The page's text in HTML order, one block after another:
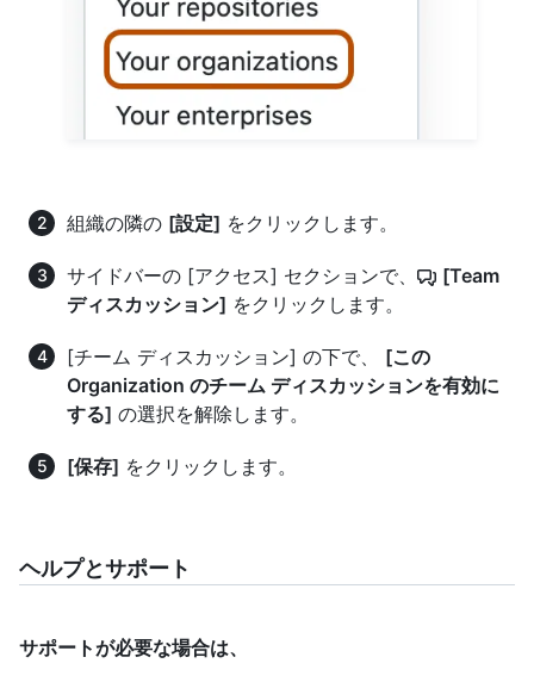
組織の隣の [設定] をクリックします。
サイドバーの [アクセス] セクションで、
[Team
ディスカッション] をクリックします。
[チーム ディスカッション] の下で、 [この
Organization のチーム ディスカッションを有効に
する] の選択を解除します。
[保存] をクリックします。
ヘルプとサポート
サポートが必要な場合は、